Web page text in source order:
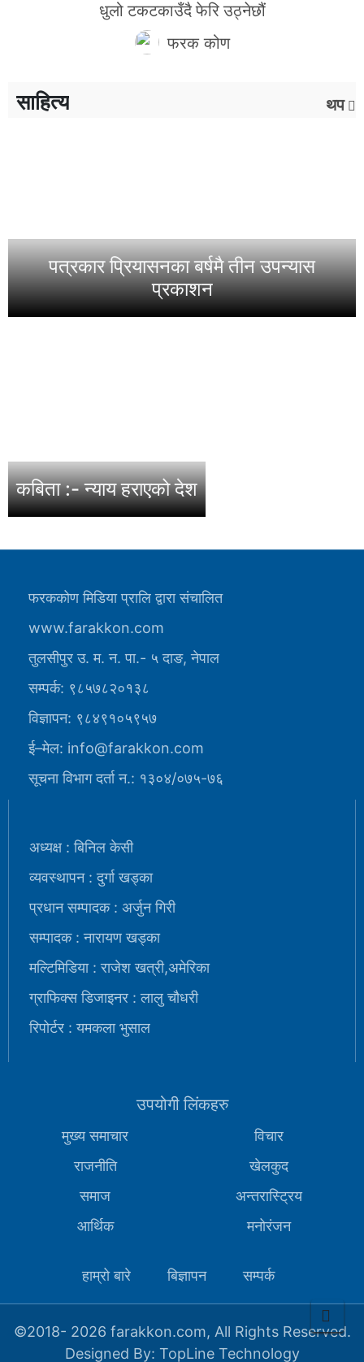
धुलो टकटकाउँदै फेरि उठ्नेछौं
फरक कोण
साहित्य थप
पत्रकार प्रियासनका बर्षमै तीन उपन्यास
प्रकाशन
कबिता :- न्याय हराएको देश
फरककोण मिडिया प्रालि द्वारा संचालित
www.farakkon.com
तुलसीपुर उ. म. न. पा.- ५ दाङ, नेपाल
सम्पर्क: ९८५७८२०१३८
विज्ञापन: ९८४९१०५९५७
ई–मेल: info@farakkon.com
सूचना विभाग दर्ता न.: १३०४/०७५-७६
अध्यक्ष : बिनिल केसी
व्यवस्थापन : दुर्गा खड्का
प्रधान सम्पादक : अर्जुन गिरी
सम्पादक : नारायण खड्का
मल्टिमिडिया : राजेश खत्री,अमेरिका
ग्राफिक्स डिजाइनर : लालु चौधरी
रिपोर्टर : यमकला भुसाल
उपयोगी लिंकहरु
मुख्य समाचार
राजनीति
समाज
आर्थिक
विचार
खेलकुद
अन्तरास्ट्रिय
मनोरंजन
हाम्रो बारे बिज्ञापन सम्पर्क
©2018- 2026 farakkon.com, All Rights Reserved.
Designed By: TopLine Technology